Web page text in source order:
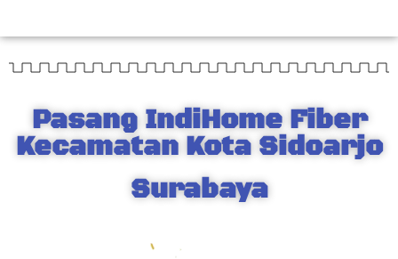
Pasang IndiHome Fiber
Kecamatan Kota Sidoarjo
Surabaya